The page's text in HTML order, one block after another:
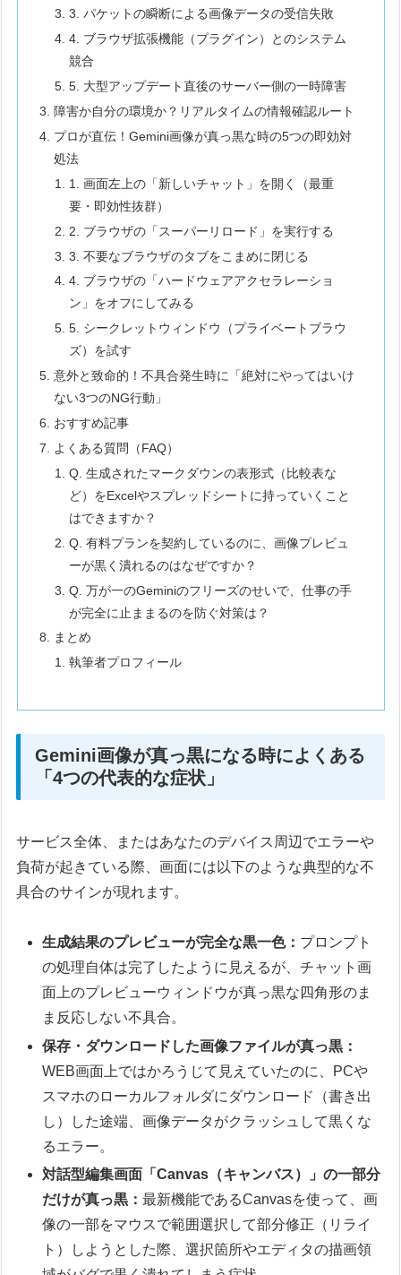
3. パケットの瞬断による画像データの受信失敗
4. ブラウザ拡張機能（プラグイン）とのシステム
競合
5. 大型アップデート直後のサーバー側の一時障害
障害か自分の環境か？リアルタイムの情報確認ルート
プロが直伝！Gemini画像が真っ黒な時の5つの即効対
処法
1. 画面左上の「新しいチャット」を開く（最重
要・即効性抜群）
2. ブラウザの「スーパーリロード」を実行する
3. 不要なブラウザのタブをこまめに閉じる
4. ブラウザの「ハードウェアアクセラレーショ
ン」をオフにしてみる
5. シークレットウィンドウ（プライベートブラウ
ズ）を試す
意外と致命的！不具合発生時に「絶対にやってはいけ
ない3つのNG行動」
おすすめ記事
よくある質問（FAQ）
Q. 生成されたマークダウンの表形式（比較表な
ど）をExcelやスプレッドシートに持っていくこと
はできますか？
Q. 有料プランを契約しているのに、画像プレビュ
ーが黒く潰れるのはなぜですか？
Q. 万が一のGeminiのフリーズのせいで、仕事の手
が完全に止ままるのを防ぐ対策は？
まとめ
執筆者プロフィール
Gemini画像が真っ黒になる時によくある
「4つの代表的な症状」
サービス全体、またはあなたのデバイス周辺でエラーや
負荷が起きている際、画面には以下のような典型的な不
具合のサインが現れます。
生成結果のプレビューが完全な黒一色： プロンプト
の処理自体は完了したように見えるが、チャット画
面上のプレビューウィンドウが真っ黒な四角形のま
ま反応しない不具合。
保存・ダウンロードした画像ファイルが真っ黒：
WEB画面上ではかろうじて見えていたのに、PCや
スマホのローカルフォルダにダウンロード（書き出
し）した途端、画像データがクラッシュして黒くな
るエラー。
対話型編集画面「Canvas（キャンバス）」の一部分
だけが真っ黒：最新機能であるCanvasを使って、画
像の一部をマウスで範囲選択して部分修正（リライ
ト）しようとした際、選択箇所やエディタの描画領